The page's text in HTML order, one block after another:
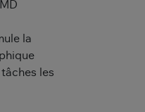
la
les